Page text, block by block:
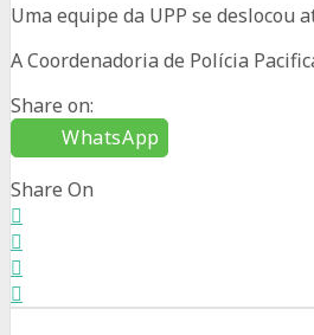
Uma equipe da UPP se deslocou
A Coordenadoria de Polícia
Share on:
WhatsApp
Share On